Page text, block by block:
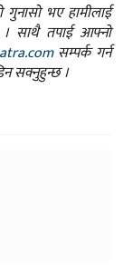
गुनासो भए हामीलाई
साथै तपाई आफ्नो
सम्पर्क गर्न
सक्नुहुन्छ ।